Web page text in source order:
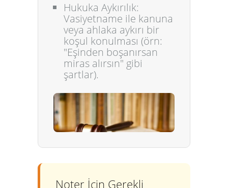
Hukuka Aykırılık:
Vasiyetname ile kanuna
veya ahlaka aykırı bir
koşul konulması (örn:
"Eşinden boşanırsan
miras alırsın" gibi
şartlar).
Noter İçin Gerekli